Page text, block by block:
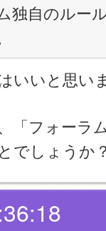
独自のルー
いいと思い
「フォーラ
でしょうか